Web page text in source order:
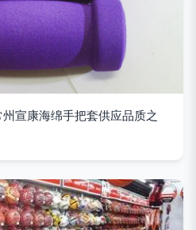
宣康海绵手把套供应品质之